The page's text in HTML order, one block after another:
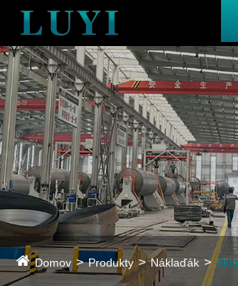
Domov Produkty Náklaďák